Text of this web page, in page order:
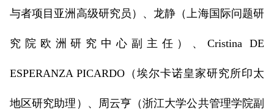
与者项目亚洲高级研究员）、龙静（上海国际问题研
究院欧洲研究中心副主任）、Cristina DE
ESPERANZA PICARDO（埃尔卡诺皇家研究所印太
地区研究助理）、周云亨（浙江大学公共管理学院副